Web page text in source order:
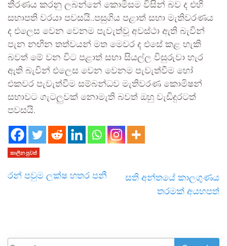
තීරණය කරනු ලබන්නේ කොමිසම විසින් බව ද එහි
සභාපති වරයා පවසයි..පසුගිය පළාත් සභා මැතිවරණය
ද එලෙස වෙන වෙනම පැවැත්වූ අවස්ථා ඇති බැවින්
පැන නඟින තත්වයන් මත මෙවර ද එසේ කළ හැකි
බවත් මේ වන විට පළාත් සභා සියල්ල විසුරුවා හැර
ඇති බැවින් එලෙස වෙන වෙනම පැවැත්වීම හෝ
එකවර පැවැත්වීම සම්බන්ධව මැතිවරණ කොමිෂන්
සභාවට ගැටලුවක් නොමැති බවත් ඔහු වැඩිදුරටත්
පවසයි.
කාලීන පුවත්
රන් පවුම ලක්ෂ හතර පනී
සති අන්තයේ කාලගුණය
තරමක් අයහපත්